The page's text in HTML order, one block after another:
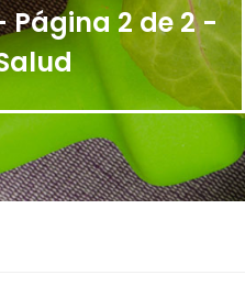
2 de 2 -